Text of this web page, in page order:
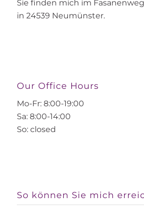
Sie finden mich im Fasanenweg
in 24539 Neumünster.
Our Office Hours
Mo-Fr: 8:00-19:00
Sa: 8:00-14:00
So: closed
So können Sie mich